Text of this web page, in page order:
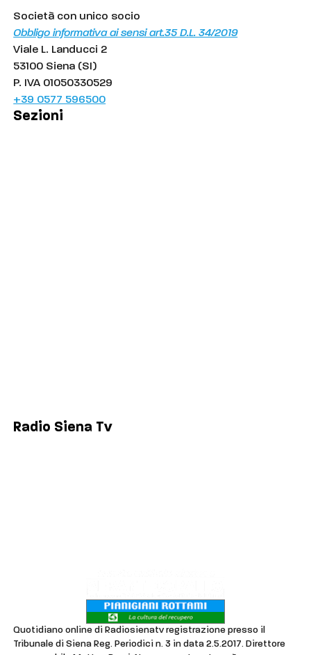
Società con unico socio
Obbligo informativa ai sensi art.35 D.L. 34/2019
Viale L. Landucci 2
53100 Siena (SI)
P. IVA 01050330529
+39 0577 596500
Sezioni
Radio Siena Tv
Quotidiano online di Radiosienatv registrazione presso il
Tribunale di Siena Reg. Periodici n. 3 in data 2.5.2017. Direttore